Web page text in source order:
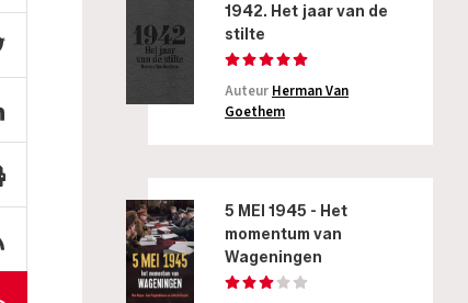
1942. Het jaar van de
stilte
Auteur Herman Van
Goethem
5 MEI 1945 - Het
momentum van
Wageningen